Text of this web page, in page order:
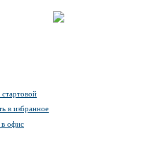
стартовой
в избранное
офис